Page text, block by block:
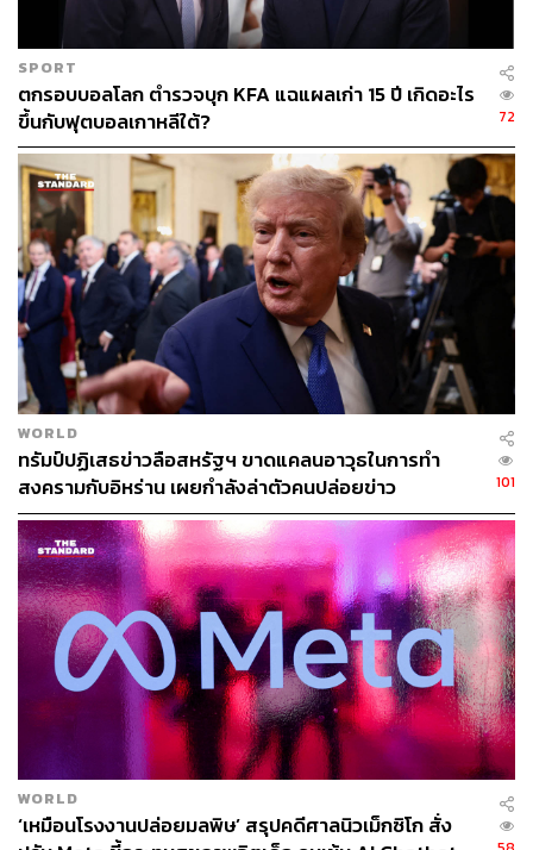
SCB EIC ประเมินว่า กนง. จะคงอัตราดอกเบี้ยนโยบายไว้ที่
1% ในการประชุมวันที่ 29 เม.ย. นี้ และมีแนวโน้มจะใช้
นโยบายแบบรอติดตามสถานการณ์ (Wait-and-see)
ท่ามกลางความไม่แน่นอนของสถานการณ์ใน
ตะวันออกกลางและข้อจำกัด Policy space โดย กนง. ยังไม่มี
ความจำเป็นต้องเร่งปรับขึ้นดอกเบี้ยเพื่อตอบสนองต่อความ
เสี่ยงเงินเฟ้อในทันที เนื่องจากเสถียรภาพด้านต่างประเทศ
ของไทยยังแข็งแกร่ง ความเสี่ยงเงินทุนไหลออกรุนแรงอยู่ใน
ระดับต่ำ เงินบาทที่อ่อนค่าลงยังสามารถบริหารจัดการได้
และจะมีส่วนช่วยภาคส่งออกที่ได้รับผลกระทบจากการแข็ง
ค่าของเงินบาทอย่างมากในปีที่แล้ว ขณะที่เศรษฐกิจไทยยัง
เปราะบาง ภาวะการเงินยังตึงตัว สะท้อนจากสินเชื่อที่หดตัว
และ คุณภาพสินเชื่อที่ยังมีความเสี่ยงสูง ทั้งนี้ ธปท. มีแนว
โน้มใช้มาตรการทางการเงินเฉพาะจุดมากขึ้นเพื่อช่วย
ประคองเศรษฐกิจและบรรเทาผลกระทบต่อภาคส่วนที่ได้รับ
ผลกระทบโดยตรง
เศรษฐกิจโลกชะลอลงจากความขัดแย้งใน
ตะวันออกกลาง ขณะที่นโยบายการเงิน-การคลังทั่วโลก
มีข้อจำกัดมากขึ้น
SCB EIC ประเมินเศรษฐกิจโลกปี 2569 จะขยายตัวชะลอลง
มาอยู่ที่ 2.5% จาก 2.9% ในปี 2568 โดยได้รับแรงกดดันจาก
ความขัดแย้งในตะวันออกกลาง ผ่านต้นทุนพลังงานและ
วัตถุดิบที่สูงขึ้น เศรษฐกิจสหรัฐฯ มีแนวโน้มชะลอลงตามการ
จ้างงานภาคเอกชนที่อยู่ในระดับต่ำ ความเชื่อมั่นผู้บริโภคที่
ปรับลดลง เศรษฐกิจยูโรโซน ชะลอลงจากภาคการผลิต
SPORT
ตกรอบบอลโลก ตำรวจบุก KFA แฉแผลเก่า 15 ปี เกิดอะไร
ขึ้นกับฟุตบอลเกาหลีใต้?
72
WORLD
ทรัมป์ปฏิเสธข่าวลือสหรัฐฯ ขาดแคลนอาวุธในการทำ
สงครามกับอิหร่าน เผยกำลังล่าตัวคนปล่อยข่าว
101
WORLD
‘เหมือนโรงงานปล่อยมลพิษ’ สรุปคดีศาลนิวเม็กซิโก สั่ง